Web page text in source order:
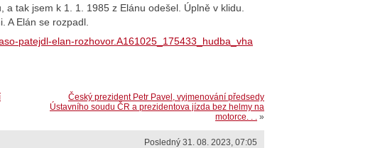
tak jsem k 1. 1. 1985 z Elánu odešel. Úplně v klidu.
A Elán se rozpadl.
patejdl-elan-rozhovor.A161025_175433_hudba_vha
Český prezident Petr Pavel, vyjmenování předsedy
Ústavního soudu ČR a prezidentova jízda bez helmy na
motorce. . . »
Posledný 31. 08. 2023, 07:05